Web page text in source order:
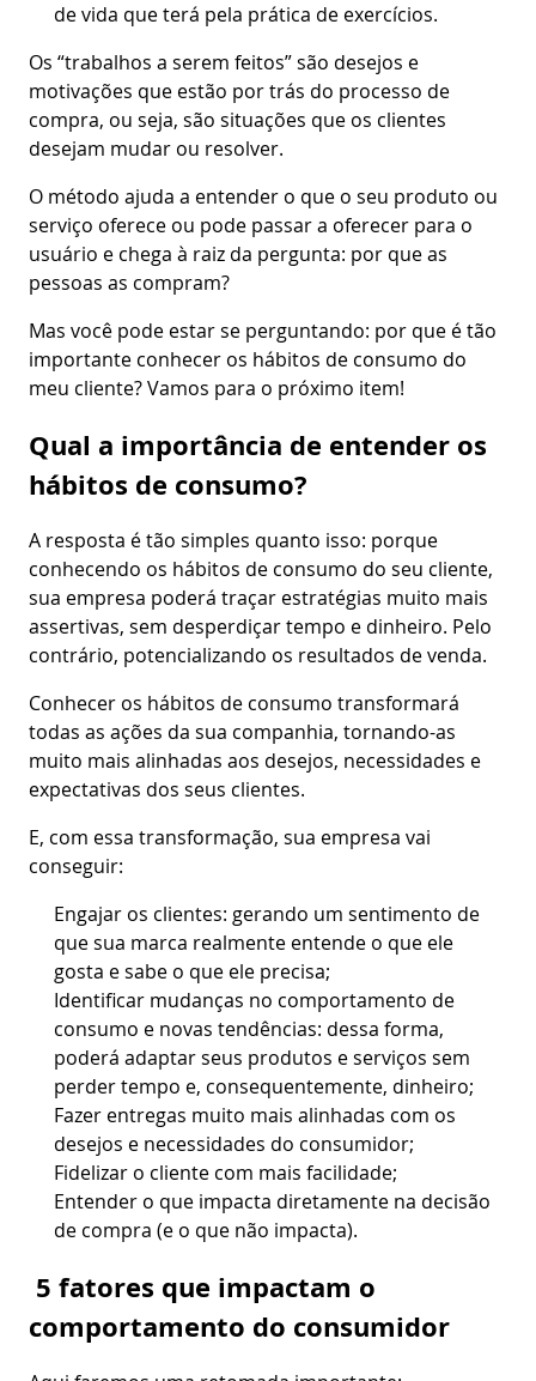
de vida que terá pela prática de exercícios.
Os “trabalhos a serem feitos” são desejos e
motivações que estão por trás do processo de
compra, ou seja, são situações que os clientes
desejam mudar ou resolver.
O método ajuda a entender o que o seu produto ou
serviço oferece ou pode passar a oferecer para o
usuário e chega à raiz da pergunta: por que as
pessoas as compram?
Mas você pode estar se perguntando: por que é tão
importante conhecer os hábitos de consumo do
meu cliente? Vamos para o próximo item!
Qual a importância de entender os
hábitos de consumo?
A resposta é tão simples quanto isso: porque
conhecendo os hábitos de consumo do seu cliente,
sua empresa poderá traçar estratégias muito mais
assertivas, sem desperdiçar tempo e dinheiro. Pelo
contrário, potencializando os resultados de venda.
Conhecer os hábitos de consumo transformará
todas as ações da sua companhia, tornando-as
muito mais alinhadas aos desejos, necessidades e
expectativas dos seus clientes.
E, com essa transformação, sua empresa vai
conseguir:
Engajar os clientes: gerando um sentimento de
que sua marca realmente entende o que ele
gosta e sabe o que ele precisa;
Identificar mudanças no comportamento de
consumo e novas tendências: dessa forma,
poderá adaptar seus produtos e serviços sem
perder tempo e, consequentemente, dinheiro;
Fazer entregas muito mais alinhadas com os
desejos e necessidades do consumidor;
Fidelizar o cliente com mais facilidade;
Entender o que impacta diretamente na decisão
de compra (e o que não impacta).
5 fatores que impactam o
comportamento do consumidor